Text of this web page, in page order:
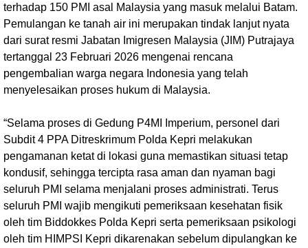
terhadap 150 PMI asal Malaysia yang masuk melalui Batam.
Pemulangan ke tanah air ini merupakan tindak lanjut nyata
dari surat resmi Jabatan Imigresen Malaysia (JIM) Putrajaya
tertanggal 23 Februari 2026 mengenai rencana
pengembalian warga negara Indonesia yang telah
menyelesaikan proses hukum di Malaysia.
“Selama proses di Gedung P4MI Imperium, personel dari
Subdit 4 PPA Ditreskrimum Polda Kepri melakukan
pengamanan ketat di lokasi guna memastikan situasi tetap
kondusif, sehingga tercipta rasa aman dan nyaman bagi
seluruh PMI selama menjalani proses administrati. Terus
seluruh PMI wajib mengikuti pemeriksaan kesehatan fisik
oleh tim Biddokkes Polda Kepri serta pemeriksaan psikologi
oleh tim HIMPSI Kepri dikarenakan sebelum dipulangkan ke